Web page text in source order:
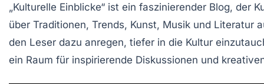
„Kulturelle Einblicke“ ist ein faszinierender Blog, der
über Traditionen, Trends, Kunst, Musik und Literatur
den Leser dazu anregen, tiefer in die Kultur
ein Raum für inspirierende Diskussionen und